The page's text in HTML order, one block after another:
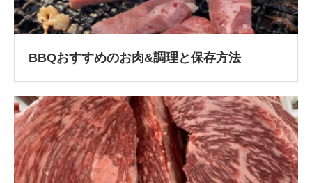
BBQおすすめのお肉&調理と保存方法